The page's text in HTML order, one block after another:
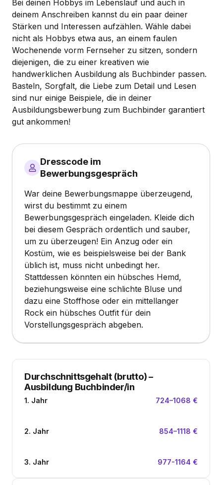
Bei deinen Hobbys im Lebenslauf und auch in
deinem Anschreiben kannst du ein paar deiner
Stärken und Interessen aufzählen. Wähle dabei
nicht als Hobbys etwa aus, an einem faulen
Wochenende vorm Fernseher zu sitzen, sondern
diejenigen, die zu einer kreativen wie
handwerklichen Ausbildung als Buchbinder passen.
Basteln, Sorgfalt, die Liebe zum Detail und Lesen
sind nur einige Beispiele, die in deiner
Ausbildungsbewerbung zum Buchbinder garantiert
gut ankommen!
Dresscode im
Bewerbungsgespräch
War deine Bewerbungsmappe überzeugend,
wirst du bestimmt zu einem
Bewerbungsgespräch eingeladen. Kleide dich
bei diesem Gespräch ordentlich und sauber,
um zu überzeugen! Ein Anzug oder ein
Kostüm, wie es beispielsweise bei der Bank
üblich ist, muss nicht unbedingt her.
Stattdessen könnten ein hübsches Hemd,
beziehungsweise eine schlichte Bluse und
dazu eine Stoffhose oder ein mittellanger
Rock ein hübsches Outfit für dein
Vorstellungsgespräch abgeben.
Durchschnittsgehalt (brutto)–
Ausbildung Buchbinder/in
1. Jahr 724–1068 €
2. Jahr 854–1118 €
3. Jahr 977-1164 €